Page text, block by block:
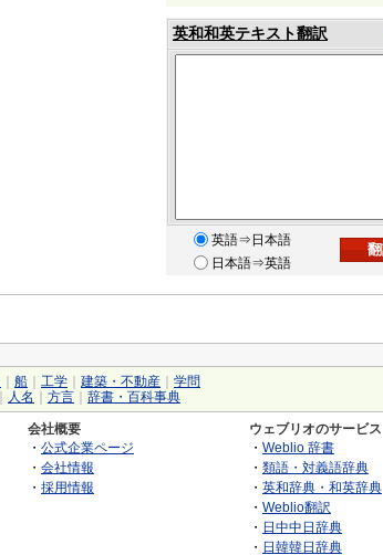
英和和英テキスト翻訳
英語⇒日本語
日本語⇒英語
船 工学 建築・不動産
学問
人名 方言 辞書・百科事典
会社概要
・ 公式企業ページ
・ 会社情報
・ 採用情報
ウェブリオのサービス
・ Weblio 辞書
・ 類語・対義語辞典
・ 英和辞典・和英辞典
・ Weblio翻訳
・ 日中中日辞典
・ 日韓韓日辞典